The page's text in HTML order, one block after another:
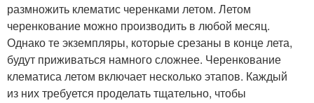
размножить клематис черенками летом. Летом
черенкование можно производить в любой месяц.
Однако те экземпляры, которые срезаны в конце лета,
будут приживаться намного сложнее. Черенкование
клематиса летом включает несколько этапов. Каждый
из них требуется проделать тщательно, чтобы